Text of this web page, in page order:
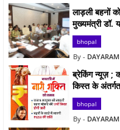
लाड़ली बहनों
मुख्यमंत्री डॉ.
bhopal
ब्रेकिंग न्यूज़ ;
किस्त के
bhopal